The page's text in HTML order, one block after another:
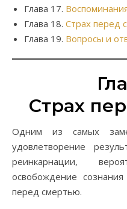
Глава 17.
Глава 18. Страх перед
Глава 19. Вопросы и
Страх
Одним из самых
удовлетворение
реинкарнации,
освобождение
перед смертью.